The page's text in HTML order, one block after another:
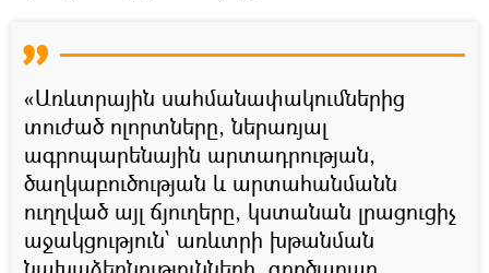
«Առևտրային սահմանափակումներից
տուժած ոլորտները, ներառյալ
ագրոպարենային արտադրության,
ծաղկաբուծության և արտահանմանն
ուղղված այլ ճյուղերը, կստանան լրացուցիչ
աջակցություն՝ առևտրի խթանման